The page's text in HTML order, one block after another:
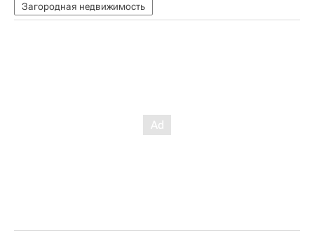
Загородная недвижимость